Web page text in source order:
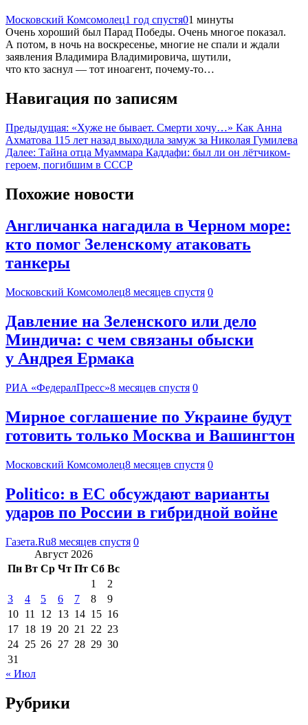
Московский Комсомолец1 год спустя01 минуты
Очень хороший был Парад Победы. Очень многое показал.
А потом, в ночь на воскресенье, многие не спали и ждали
заявления Владимира Владимировича, шутили,
что кто заснул — тот иноагент, почему-то…
Навигация по записям
Предыдущая: «Хуже не бывает. Смерти хочу…» Как Анна
Ахматова 115 лет назад выходила замуж за Николая Гумилева
Далее: Тайна отца Муаммара Каддафи: был ли он лётчиком-
героем, погибшим в СССР
Похожие новости
Англичанка нагадила в Черном море:
кто помог Зеленскому атаковать
танкеры
Московский Комсомолец8 месяцев спустя 0
Давление на Зеленского или дело
Миндича: с чем связаны обыски
у Андрея Ермака
РИА «ФедералПресс»8 месяцев спустя 0
Мирное соглашение по Украине будут
готовить только Москва и Вашингтон
Московский Комсомолец8 месяцев спустя 0
Politico: в ЕС обсуждают варианты
ударов по России в гибридной войне
Газета.Ru8 месяцев спустя 0
Август 2026
Пн Вт Ср Чт Пт Сб Вс
1
2
3
4 5 6 7 8
9
10 11 12 13 14 15 16
17 18 19 20 21 22 23
24 25 26 27 28 29 30
31
« Июл
Рубрики